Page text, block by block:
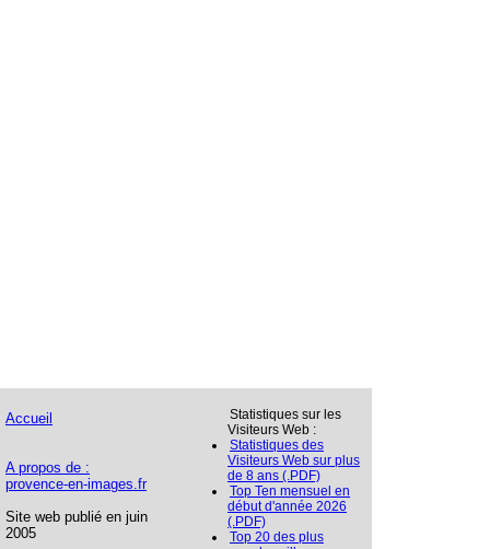
Accueil
A propos de :
provence-en-images.fr
Site web publié en juin
2005
Statistiques sur les
Visiteurs Web :
Statistiques des
Visiteurs Web sur plus
de 8 ans (.PDF)
Top Ten mensuel en
début d'année 2026
(.PDF)
Top 20 des plus